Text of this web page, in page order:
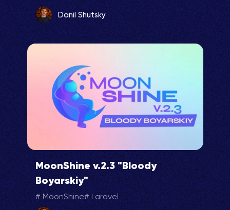
Danil Shutsky
MoonShine v.2.3 "Bloody
Boyarskiy"
MoonShine Laravel